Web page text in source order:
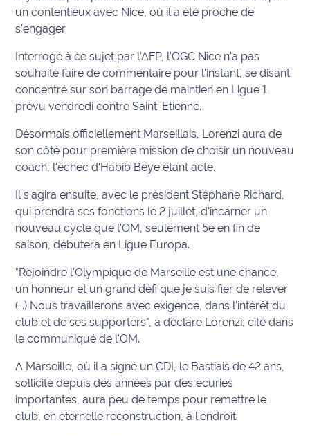
Justice
Loisirs
Météo
Politique
Santé
Social
Transport
National
Défense
Municipales
2026
Contenus
Partenaires
L'invité(e)
un contentieux avec Nice, où il a été proche de
s'engager.
Interrogé à ce sujet par l'AFP, l'OGC Nice n'a pas
souhaité faire de commentaire pour l'instant, se disant
concentré sur son barrage de maintien en Ligue 1
prévu vendredi contre Saint-Etienne.
Désormais officiellement Marseillais, Lorenzi aura de
son côté pour première mission de choisir un nouveau
coach, l'échec d'Habib Beye étant acté.
Il s'agira ensuite, avec le président Stéphane Richard,
qui prendra ses fonctions le 2 juillet, d'incarner un
nouveau cycle que l'OM, seulement 5e en fin de
saison, débutera en Ligue Europa.
"Rejoindre l'Olympique de Marseille est une chance,
un honneur et un grand défi que je suis fier de relever
(...) Nous travaillerons avec exigence, dans l'intérêt du
club et de ses supporters", a déclaré Lorenzi, cité dans
le communiqué de l'OM.
A Marseille, où il a signé un CDI, le Bastiais de 42 ans,
sollicité depuis des années par des écuries
importantes, aura peu de temps pour remettre le
club, en éternelle reconstruction, à l'endroit.